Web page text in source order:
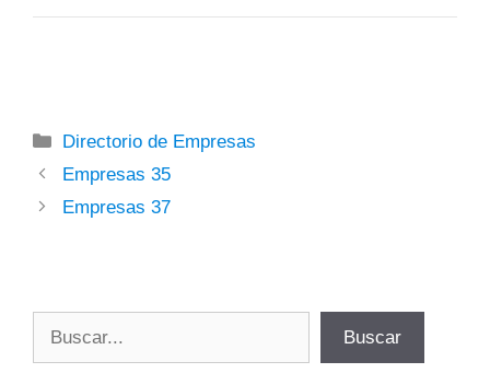
Categorías
Directorio de Empresas
Empresas 35
Empresas 37
Buscar